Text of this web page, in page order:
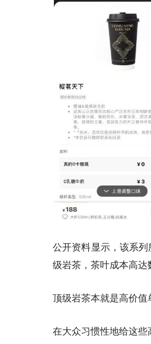
公开资料显示，该系
级岩茶，茶叶成本高达
顶级岩茶本就是高价值
在大众习惯性地给这些